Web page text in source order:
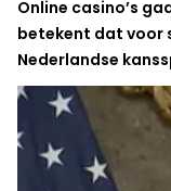
Online casino’s
betekent dat voor
Nederlandse